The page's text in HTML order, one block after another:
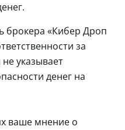
«Кибер Дроп
за
указывает
денег на
ваше мнение о